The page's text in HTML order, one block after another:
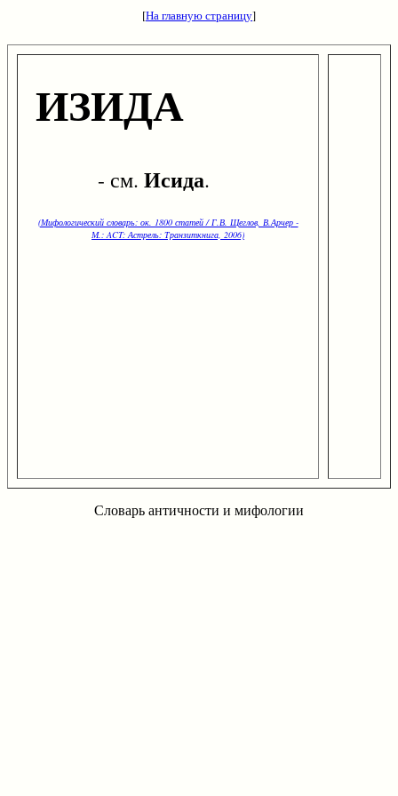
[На главную страницу]
ИЗИДА
- см. Исида.
(Мифологический словарь: ок. 1800 статей / Г.В. Щеглов, В.Арчер -
М.: ACT: Астрель: Транзиткнига, 2006)
Словарь античности и мифологии